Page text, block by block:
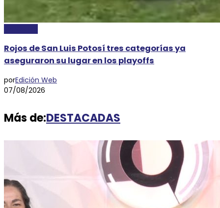
Rojos de San Luis Potosí tres categorías ya
aseguraron su lugar en los playoffs
porEdición Web
07/08/2026
Más de:DESTACADAS